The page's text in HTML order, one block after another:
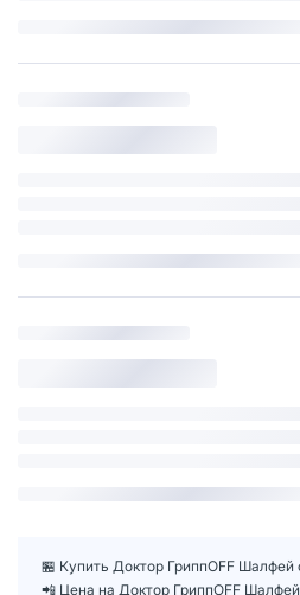
🏪 Купить Доктор ГриппOFF
📲 Цена на Доктор ГриппOFF